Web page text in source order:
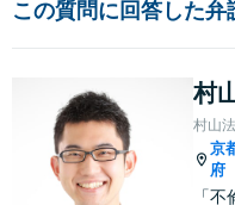
この質問に回答した弁
村
村山
京
府
「